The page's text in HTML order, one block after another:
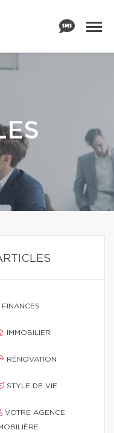
FINANCES
IMMOBILIER
RÉNOVATION
STYLE DE VIE